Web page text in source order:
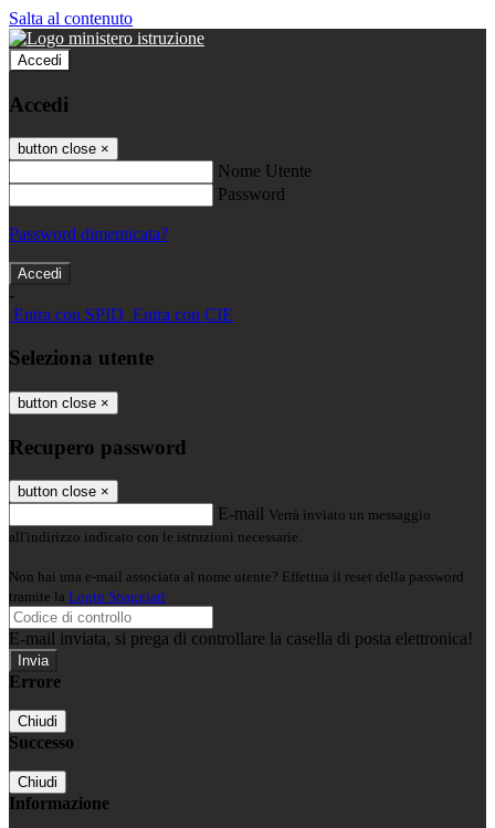
Salta al contenuto
Accedi
Accedi
button close ×
Nome Utente
Password
Password dimenticata?
-
Entra con SPID Entra con CIE
Seleziona utente
button close ×
Recupero password
button close ×
E-mail Verrà inviato un messaggio
all'indirizzo indicato con le istruzioni necessarie.
Non hai una e-mail associata al nome utente? Effettua il reset della password
tramite la Login Spaggiari
E-mail inviata, si prega di controllare la casella di posta elettronica!
Errore
Chiudi
Successo
Chiudi
Informazione